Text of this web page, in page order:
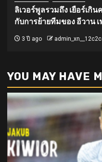
ลิเวอร์พูลรวมถึง เยือร์เกิ
กับการย้ายทีมของ อีวาน
3 ปี ago
YOU MAY HAVE